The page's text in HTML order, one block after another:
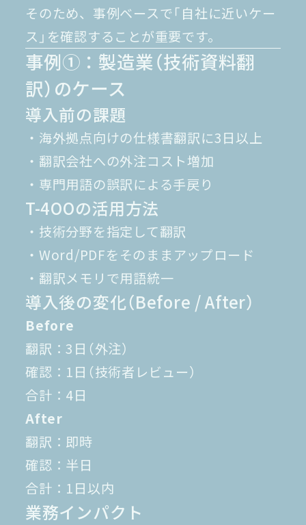
そのため、事例ベースで「自社に近いケー
ス」を確認することが重要です。
事例①：製造業（技術資料翻
訳）のケース
導入前の課題
・海外拠点向けの仕様書翻訳に3日以上
・翻訳会社への外注コスト増加
・専門用語の誤訳による手戻り
T-4OOの活用方法
・技術分野を指定して翻訳
・Word/PDFをそのままアップロード
・翻訳メモリで用語統一
導入後の変化（Before / After）
Before
翻訳：3日（外注）
確認：1日（技術者レビュー）
合計：4日
After
翻訳：即時
確認：半日
合計：1日以内
業務インパクト